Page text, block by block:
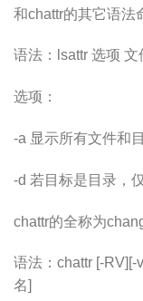
和chattr的其它语法
语法：lsattr 选项 文
选项：
-a 显示所有文件和
-d 若目标是目录，
chattr的全称为
语法：chattr [-RV][-
名]